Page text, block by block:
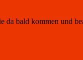
bald kommen und